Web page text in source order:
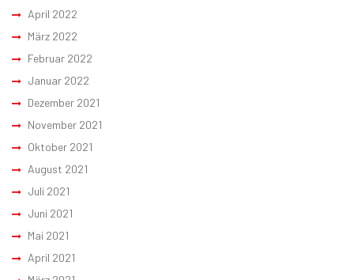
April 2022
März 2022
Februar 2022
Januar 2022
Dezember 2021
November 2021
Oktober 2021
August 2021
Juli 2021
Juni 2021
Mai 2021
April 2021